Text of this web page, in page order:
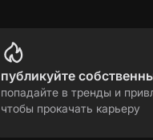
публикуйте
попадайте в тренды и
чтобы прокачать карьеру